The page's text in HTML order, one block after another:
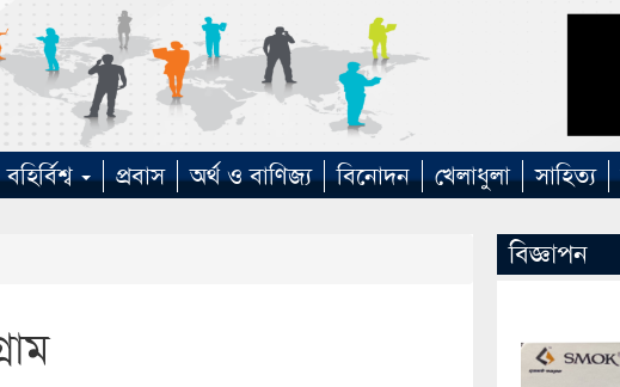
বহির্বিশ্ব প্রবাস অর্থ ও বাণিজ্য বিনোদন খেলাধুলা সাহিত্য
বিজ্ঞাপন